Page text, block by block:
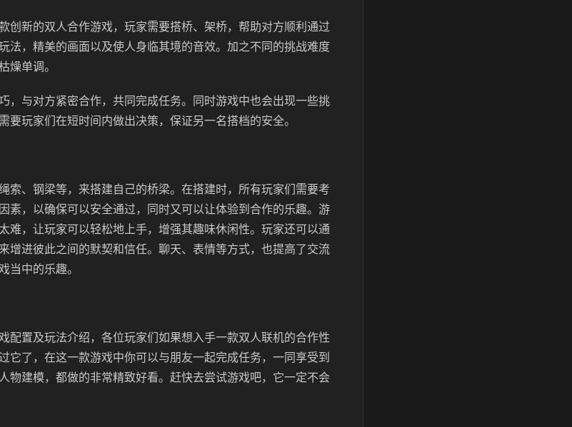
创新的双人合作游戏，玩家需要搭桥、架桥，帮助对方顺利通过
法，精美的画面以及使人身临其境的音效。加之不同的挑战难度
燥单调。
，与对方紧密合作，共同完成任务。同时游戏中也会出现一些挑
要玩家们在短时间内做出决策，保证另一名搭档的安全。
索、钢梁等，来搭建自己的桥梁。在搭建时，所有玩家们需要考
素，以确保可以安全通过，同时又可以让体验到合作的乐趣。游
难，让玩家可以轻松地上手，增强其趣味休闲性。玩家还可以通
增进彼此之间的默契和信任。聊天、表情等方式，也提高了交流
当中的乐趣。
配置及玩法介绍，各位玩家们如果想入手一款双人联机的合作性
它了，在这一款游戏中你可以与朋友一起完成任务，一同享受到
物建模，都做的非常精致好看。赶快去尝试游戏吧，它一定不会